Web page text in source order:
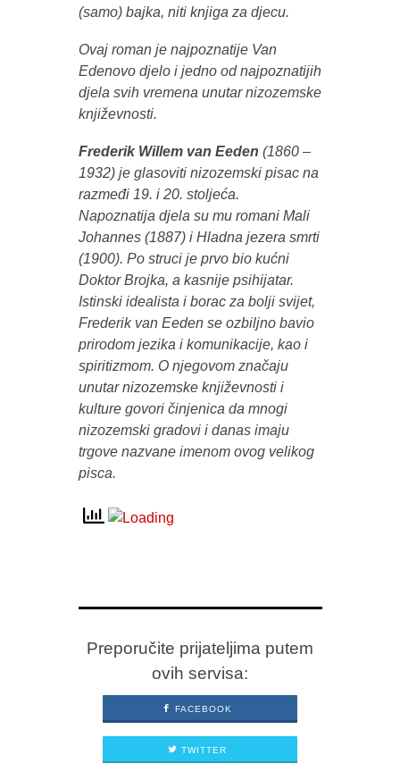
(samo) bajka, niti knjiga za djecu.
Ovaj roman je najpoznatije Van
Edenovo djelo i jedno od najpoznatijih
djela svih vremena unutar nizozemske
književnosti.
Frederik Willem van Eeden (1860 –
1932) je glasoviti nizozemski pisac na
razmeđi 19. i 20. stoljeća.
Napoznatija djela su mu romani Mali
Johannes (1887) i Hladna jezera smrti
(1900). Po struci je prvo bio kućni
Doktor Brojka, a kasnije psihijatar.
Istinski idealista i borac za bolji svijet,
Frederik van Eeden se ozbiljno bavio
prirodom jezika i komunikacije, kao i
spiritizmom. O njegovom značaju
unutar nizozemske književnosti i
kulture govori činjenica da mnogi
nizozemski gradovi i danas imaju
trgove nazvane imenom ovog velikog
pisca.
Preporučite prijateljima putem
ovih servisa:
FACEBOOK
TWITTER